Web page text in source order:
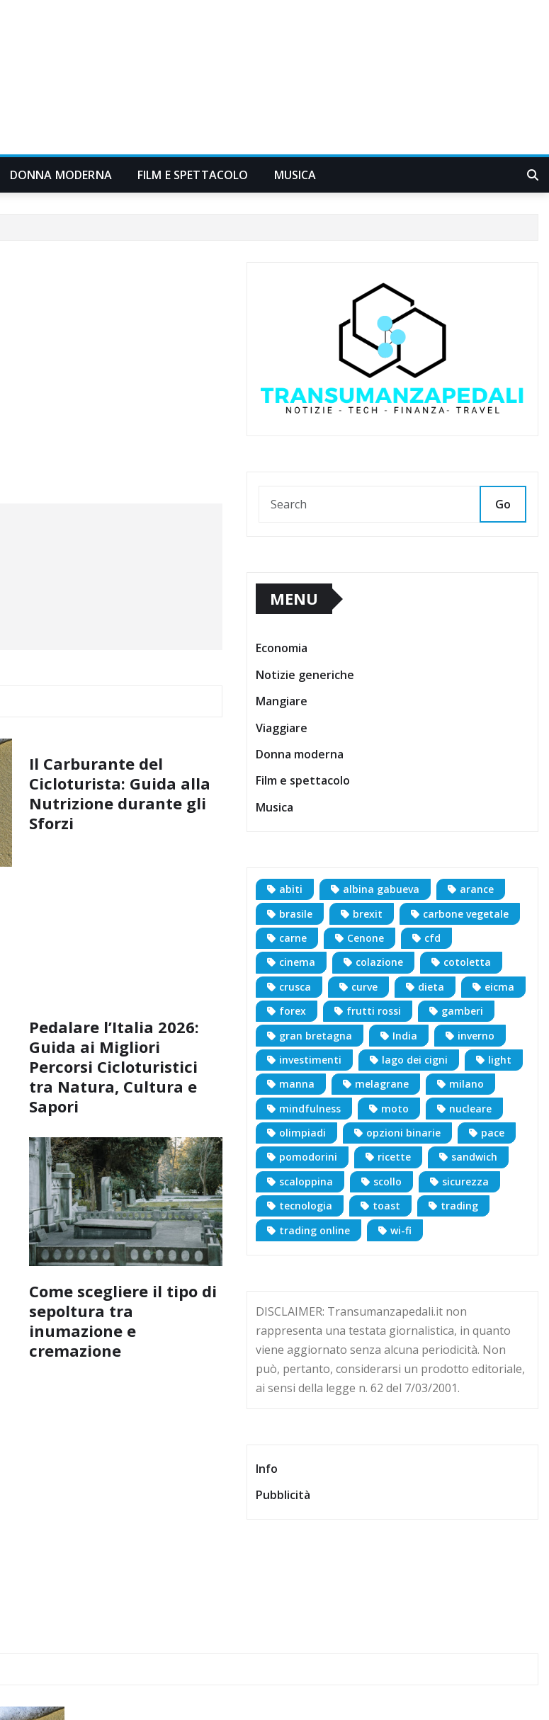
DONNA MODERNA FILM E SPETTACOLO MUSICA
Il Carburante del
Cicloturista: Guida alla
Nutrizione durante gli
Sforzi
Pedalare l’Italia 2026:
Guida ai Migliori
Percorsi Cicloturistici
tra Natura, Cultura e
Sapori
Come scegliere il tipo di
sepoltura tra
inumazione e
cremazione
Go
MENU
Economia
Notizie generiche
Mangiare
Viaggiare
Donna moderna
Film e spettacolo
Musica
abiti albina gabueva
arance
brasile
brexit
carbone vegetale
carne
Cenone
cfd
cinema
colazione
cotoletta
crusca
curve dieta
eicma
forex
frutti rossi
gamberi
gran bretagna
India
inverno
investimenti
lago dei cigni
light
manna
melagrane
milano
mindfulness
moto
nucleare
olimpiadi
opzioni binarie
pace
pomodorini
ricette
sandwich
scaloppina
scollo
sicurezza
tecnologia
toast
trading
trading online
wi-fi
DISCLAIMER: Transumanzapedali.it non
rappresenta una testata giornalistica, in quanto
viene aggiornato senza alcuna periodicità. Non
può, pertanto, considerarsi un prodotto editoriale,
ai sensi della legge n. 62 del 7/03/2001.
Info
Pubblicità